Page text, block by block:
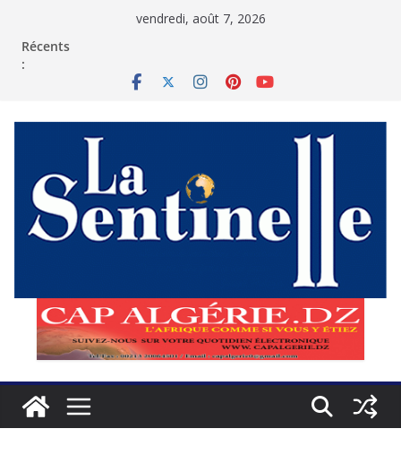
vendredi, août 7, 2026
Récents
: